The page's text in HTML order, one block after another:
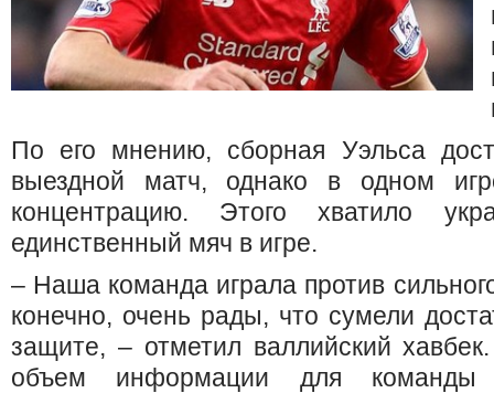
По его мнению, сборная Уэльса
выездной матч, однако в одном
концентрацию. Этого хватило
единственный мяч в игре.
– Наша команда играла против
конечно, очень рады, что сумели
защите, – отметил валлийский
объем информации для